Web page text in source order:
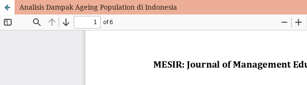
Analisis Dampak Ageing Population di Indonesia